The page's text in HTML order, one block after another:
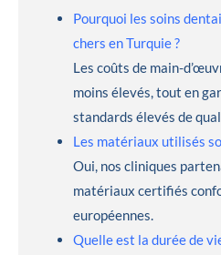
Pourquoi les soins
chers en Turquie ?
Les coûts de main-
moins élevés, tout en
standards élevés de
Les matériaux utilisés
Oui, nos cliniques
matériaux certifiés
européennes.
Quelle est la durée de